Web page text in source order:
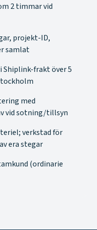
2 timmar vid
projekt-ID,
samlat
Shiplink-frakt över 5
med
vid sotning/tillsyn
verkstad för
era stegar
(ordinarie